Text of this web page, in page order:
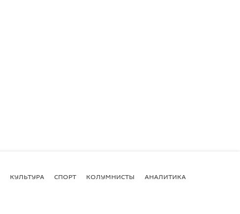
КУЛЬТУРА СПОРТ КОЛУМНИСТЫ АНАЛИТИКА